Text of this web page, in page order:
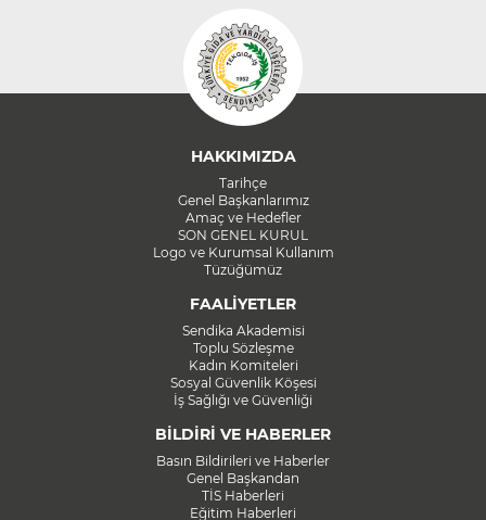
HAKKIMIZDA
Tarihçe
Genel Başkanlarımız
Amaç ve Hedefler
SON GENEL KURUL
Logo ve Kurumsal Kullanım
Tüzüğümüz
FAALİYETLER
Sendika Akademisi
Toplu Sözleşme
Kadın Komiteleri
Sosyal Güvenlik Köşesi
İş Sağlığı ve Güvenliği
BİLDİRİ VE HABERLER
Basın Bildirileri ve Haberler
Genel Başkandan
TİS Haberleri
Eğitim Haberleri